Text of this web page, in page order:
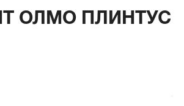
ОЛМО ПЛИНТУС